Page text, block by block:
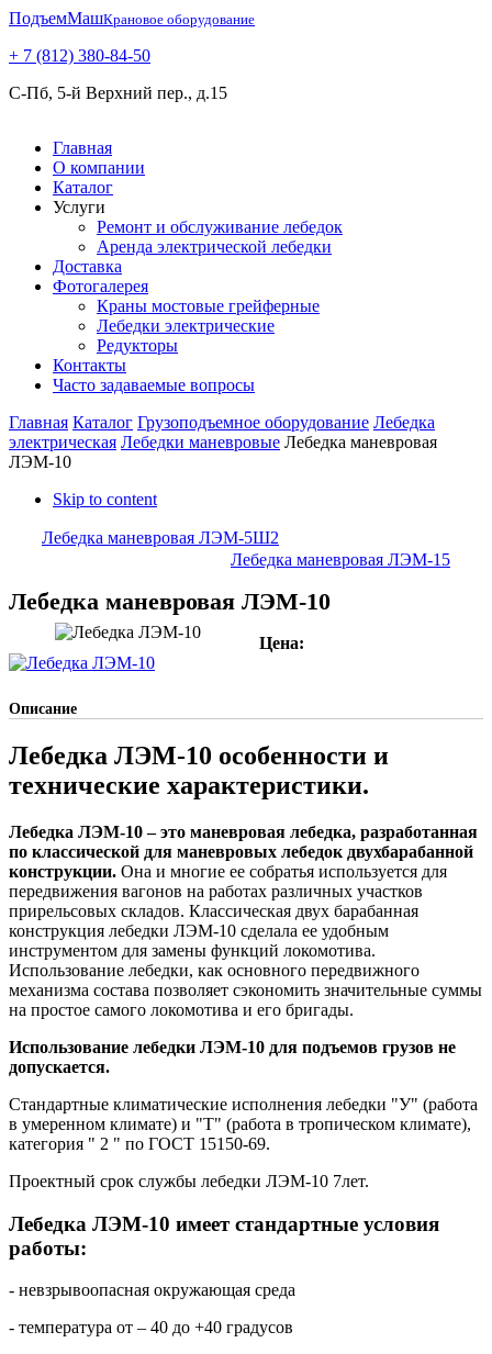
ПодъемМашКрановое оборудование
+ 7 (812) 380-84-50
С-Пб, 5-й Верхний пер., д.15
Главная
О компании
Каталог
Услуги
Ремонт и обслуживание лебедок
Аренда электрической лебедки
Доставка
Фотогалерея
Краны мостовые грейферные
Лебедки электрические
Редукторы
Контакты
Часто задаваемые вопросы
Главная Каталог Грузоподъемное оборудование Лебедка
электрическая Лебедки маневровые Лебедка маневровая
ЛЭМ-10
Skip to content
Лебедка маневровая ЛЭМ-5Ш2
Лебедка маневровая ЛЭМ-15
Лебедка маневровая ЛЭМ-10
Цена:
Описание
Лебедка ЛЭМ-10 особенности и
технические характеристики.
Лебедка ЛЭМ-10 – это маневровая лебедка, разработанная
по классической для маневровых лебедок двухбарабанной
конструкции. Она и многие ее собратья используется для
передвижения вагонов на работах различных участков
прирельсовых складов. Классическая двух барабанная
конструкция лебедки ЛЭМ-10 сделала ее удобным
инструментом для замены функций локомотива.
Использование лебедки, как основного передвижного
механизма состава позволяет сэкономить значительные суммы
на простое самого локомотива и его бригады.
Использование лебедки ЛЭМ-10 для подъемов грузов не
допускается.
Стандартные климатические исполнения лебедки "У" (работа
в умеренном климате) и "Т" (работа в тропическом климате),
категория " 2 " по ГОСТ 15150-69.
Проектный срок службы лебедки ЛЭМ-10 7лет.
Лебедка ЛЭМ-10 имеет стандартные условия
работы:
- невзрывоопасная окружающая среда
- температура от – 40 до +40 градусов